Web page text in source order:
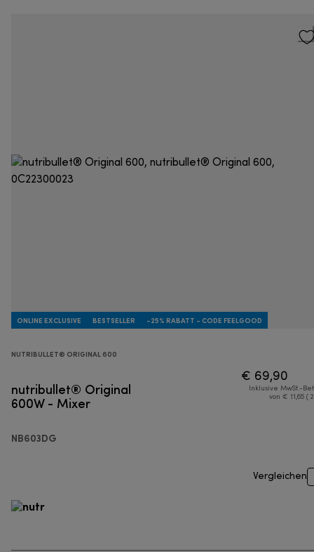
ONLINE EXCLUSIVE BESTSELLER -25% RABATT - CODE FEELGOOD
NUTRIBULLET® ORIGINAL 600
nutribullet® Original
600W - Mixer
NB603DG
€ 69,90
Inklusive MwSt.-
von € 11,65 (
Vergleichen